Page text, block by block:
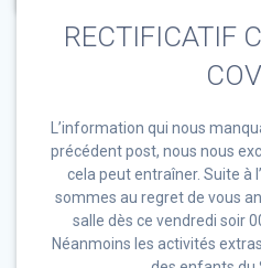
RECTIFICATIF
L’information qui nous
précédent post, nous nous
cela peut entraîner. Suite à
sommes au regret de vous
salle dès ce vendredi soir
Néanmoins les activités